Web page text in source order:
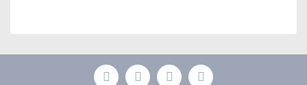
formunu kullanarak tarafımıza iletebilirsiniz.
Görüş ve önerileriniz için teşekkür ederiz.